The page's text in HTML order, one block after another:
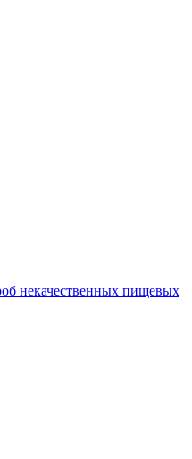
некачественных пищевых